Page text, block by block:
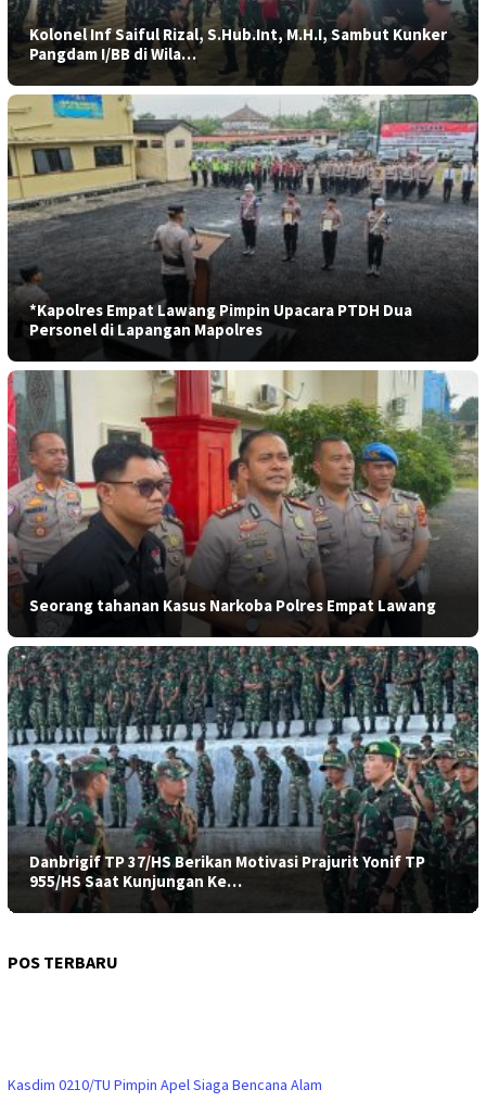
Kolonel Inf Saiful Rizal, S.Hub.Int, M.H.I, Sambut Kunker
Pangdam I/BB di Wila…
*Kapolres Empat Lawang Pimpin Upacara PTDH Dua
Personel di Lapangan Mapolres
Seorang tahanan Kasus Narkoba Polres Empat Lawang
Danbrigif TP 37/HS Berikan Motivasi Prajurit Yonif TP
955/HS Saat Kunjungan Ke…
POS TERBARU
Kasdim 0210/TU Pimpin Apel Siaga Bencana Alam